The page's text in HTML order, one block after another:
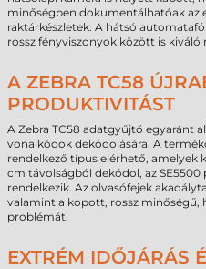
minőségben dokumentálhatóak az
raktárkészletek. A hátsó
rossz fényviszonyok között is
A ZEBRA TC58
PRODUKTIVITÁST
A Zebra TC58 adatgyűjtő egyaránt
vonalkódok dekódolására. A
rendelkező típus elérhető, amelyek
cm távolságból dekódol, az
rendelkezik. Az olvasófejek
valamint a kopott, rossz minőségű,
problémát.
EXTRÉM IDŐJÁRÁS